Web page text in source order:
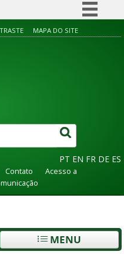
Simplifique!
Canais
MAPA DO SITE
PT EN FR DE ES
Contato
Acesso a
MENU